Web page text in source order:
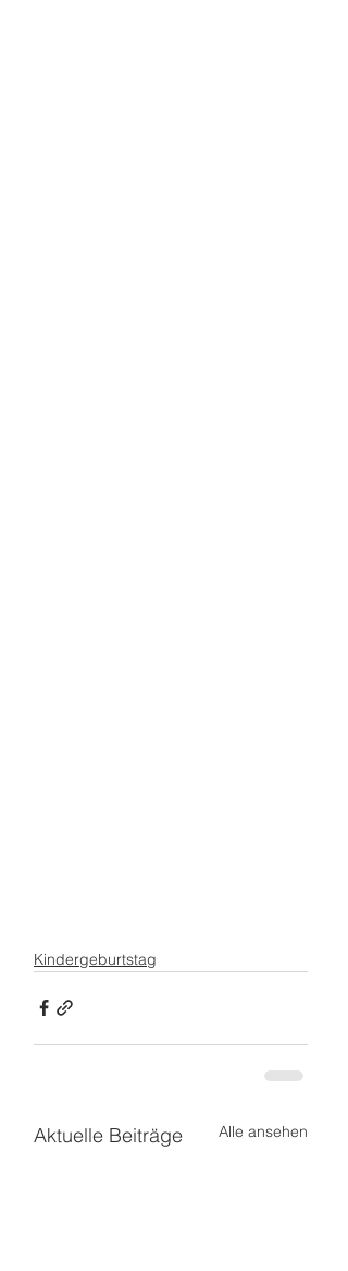
Kindergeburtstag
Aktuelle Beiträge Alle ansehen